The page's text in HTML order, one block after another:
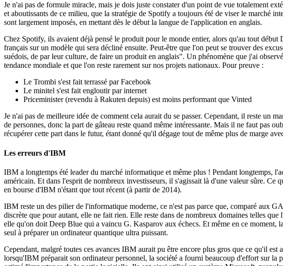
Je n'ai pas de formule miracle, mais je dois juste constater d'un point de vue totalement
et aboutissants de ce milieu, que la stratégie de Spotify a toujours été de viser le marché
sont largement imposés, en mettant dès le début la langue de l'application en anglais.
Chez Spotify, ils avaient déjà pensé le produit pour le monde entier, alors qu'au tout début
français sur un modèle qui sera décliné ensuite. Peut-être que l'on peut se trouver des
suédois, de par leur culture, de faire un produit en anglais". Un phénomène que j'ai
tendance mondiale et que l'on reste rarement sur nos projets nationaux. Pour preuve :
Le Trombi s'est fait terrassé par Facebook
Le minitel s'est fait engloutir par internet
Priceminister (revendu à Rakuten depuis) est moins performant que Vinted
Je n'ai pas de meilleure idée de comment cela aurait du se passer. Cependant, il reste un
de personnes, donc la part de gâteau reste quand même intéressante. Mais il ne faut pas
récupérer cette part dans le futur, étant donné qu'il dégage tout de même plus de marge
Les erreurs d'IBM
IBM a longtemps été leader du marché informatique et même plus ! Pendant longtemps,
américain. Et dans l'esprit de nombreux investisseurs, il s'agissait là d'une valeur sûre. Ce
en bourse d'IBM n'étant que tout récent (à partir de 2014).
IBM reste un des pilier de l'informatique moderne, ce n'est pas parce que, comparé aux
discrète que pour autant, elle ne fait rien. Elle reste dans de nombreux domaines telles
elle qu'on doit Deep Blue qui a vaincu G. Kasparov aux échecs. Et même en ce moment,
seul à préparer un ordinateur quantique ultra puissant.
Cependant, malgré toutes ces avances IBM aurait pu être encore plus gros que ce qu'il est
lorsqu'IBM préparait son ordinateur personnel, la société a fourni beaucoup d'effort sur la